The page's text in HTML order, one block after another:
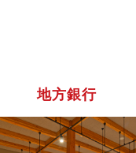
地方銀行